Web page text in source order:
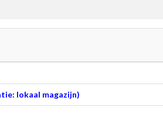
lokaal magazijn)